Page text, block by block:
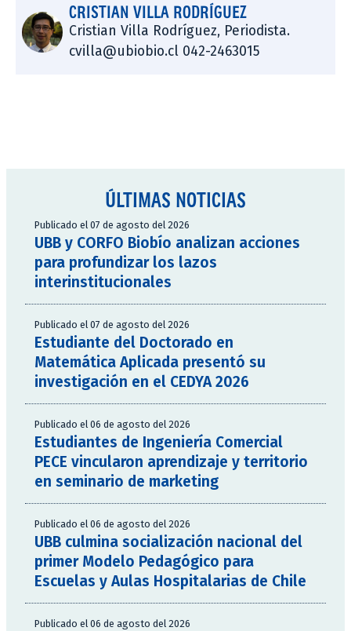
CRISTIAN VILLA RODRÍGUEZ
Cristian Villa Rodríguez, Periodista.
cvilla@ubiobio.cl 042-2463015
ÚLTIMAS NOTICIAS
Publicado el 07 de agosto del 2026
UBB y CORFO Biobío analizan acciones
para profundizar los lazos
interinstitucionales
Publicado el 07 de agosto del 2026
Estudiante del Doctorado en
Matemática Aplicada presentó su
investigación en el CEDYA 2026
Publicado el 06 de agosto del 2026
Estudiantes de Ingeniería Comercial
PECE vincularon aprendizaje y territorio
en seminario de marketing
Publicado el 06 de agosto del 2026
UBB culmina socialización nacional del
primer Modelo Pedagógico para
Escuelas y Aulas Hospitalarias de Chile
Publicado el 06 de agosto del 2026